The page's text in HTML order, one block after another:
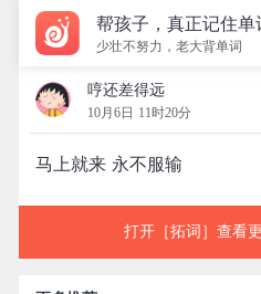
帮孩子，真正记住单
少壮不努力，老大背单词
哼还差得远
10月6日 11时20分
马上就来 永不服输
打开［拓词］查看